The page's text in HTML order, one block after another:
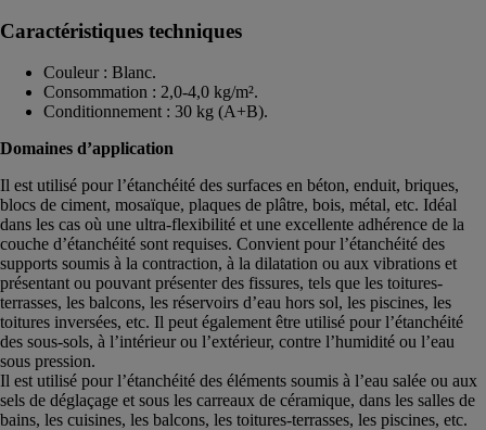
Caractéristiques techniques
Couleur : Blanc.
Consommation : 2,0-4,0 kg/m².
Conditionnement : 30 kg (A+B).
Domaines d’application
Il est utilisé pour l’étanchéité des surfaces en béton, enduit, briques,
blocs de ciment, mosaïque, plaques de plâtre, bois, métal, etc. Idéal
dans les cas où une ultra-flexibilité et une excellente adhérence de la
couche d’étanchéité sont requises. Convient pour l’étanchéité des
supports soumis à la contraction, à la dilatation ou aux vibrations et
présentant ou pouvant présenter des fissures, tels que les toitures-
terrasses, les balcons, les réservoirs d’eau hors sol, les piscines, les
toitures inversées, etc. Il peut également être utilisé pour l’étanchéité
des sous-sols, à l’intérieur ou l’extérieur, contre l’humidité ou l’eau
sous pression.
Il est utilisé pour l’étanchéité des éléments soumis à l’eau salée ou aux
sels de déglaçage et sous les carreaux de céramique, dans les salles de
bains, les cuisines, les balcons, les toitures-terrasses, les piscines, etc.